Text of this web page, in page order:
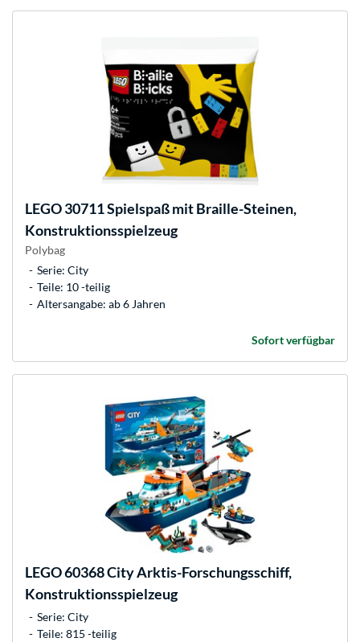
LEGO30711 Spielspaß mit Braille-Steinen,
Konstruktionsspielzeug
Polybag
Serie: City
Teile: 10 -teilig
Altersangabe: ab 6 Jahren
Sofort verfügbar
LEGO60368 City Arktis-Forschungsschiff,
Konstruktionsspielzeug
Serie: City
Teile: 815 -teilig